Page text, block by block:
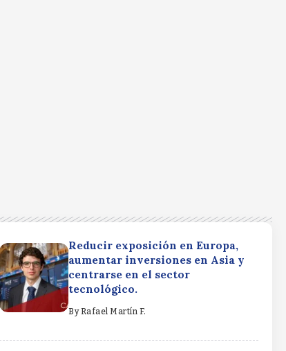
Reducir exposición en Europa,
aumentar inversiones en Asia y
centrarse en el sector
tecnológico.
ByRafael Martín F.